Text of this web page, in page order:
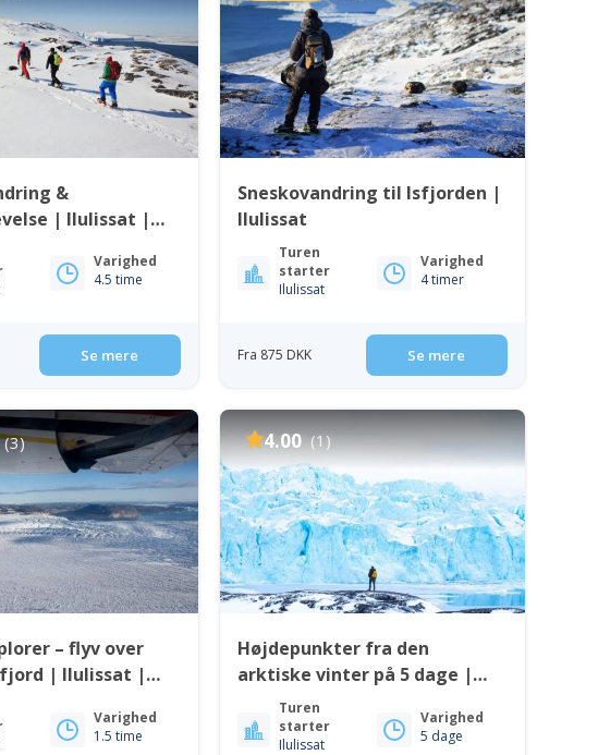
&
| Ilulissat |
Varighed
4.5 time
Se mere
Sneskovandring til Isfjorden |
Ilulissat
Turen
starter
Ilulissat
Varighed
4 timer
Fra 875 DKK Se mere
(3)
– flyv over
| Ilulissat |
Varighed
1.5 time
4.00 (1)
Højdepunkter fra den
arktiske vinter på 5 dage |
Ilulissat | Diskobugten
Turen
starter
Ilulissat
Varighed
5 dage